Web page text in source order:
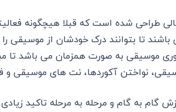
طراحی شده است که قبلا هیچگونه
باشند تا بتوانند درک خودشان از
موسیقی به صورت همزمان می باشد تا
نواختن آکوردها، نت های موسیقی
گام به گام و مرحله به مرحله تاکید